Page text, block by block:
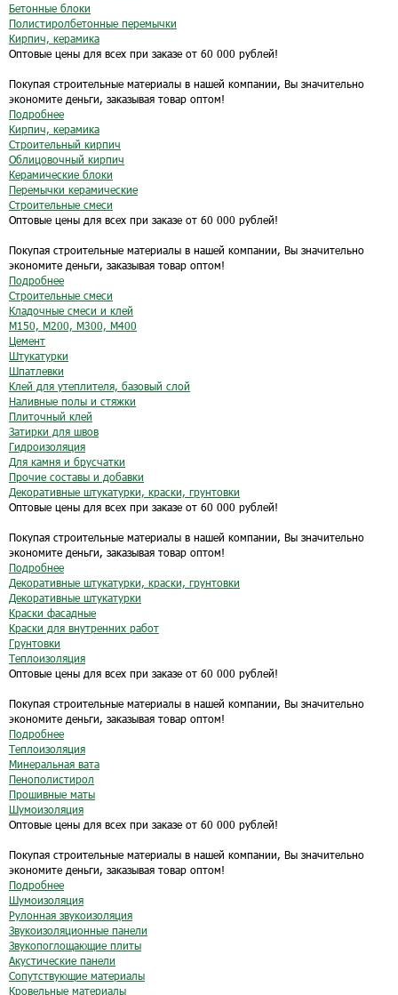
Бетонные блоки
Полистиролбетонные перемычки
Кирпич, керамика
Оптовые цены для всех при заказе от 60 000 рублей!
Покупая строительные материалы в нашей компании, Вы значительно
экономите деньги, заказывая товар оптом!
Подробнее
Кирпич, керамика
Строительный кирпич
Облицовочный кирпич
Керамические блоки
Перемычки керамические
Строительные смеси
Оптовые цены для всех при заказе от 60 000 рублей!
Покупая строительные материалы в нашей компании, Вы значительно
экономите деньги, заказывая товар оптом!
Подробнее
Строительные смеси
Кладочные смеси и клей
М150, М200, М300, М400
Цемент
Штукатурки
Шпатлевки
Клей для утеплителя, базовый слой
Наливные полы и стяжки
Плиточный клей
Затирки для швов
Гидроизоляция
Для камня и брусчатки
Прочие составы и добавки
Декоративные штукатурки, краски, грунтовки
Оптовые цены для всех при заказе от 60 000 рублей!
Покупая строительные материалы в нашей компании, Вы значительно
экономите деньги, заказывая товар оптом!
Подробнее
Декоративные штукатурки, краски, грунтовки
Декоративные штукатурки
Краски фасадные
Краски для внутренних работ
Грунтовки
Теплоизоляция
Оптовые цены для всех при заказе от 60 000 рублей!
Покупая строительные материалы в нашей компании, Вы значительно
экономите деньги, заказывая товар оптом!
Подробнее
Теплоизоляция
Минеральная вата
Пенополистирол
Прошивные маты
Шумоизоляция
Оптовые цены для всех при заказе от 60 000 рублей!
Покупая строительные материалы в нашей компании, Вы значительно
экономите деньги, заказывая товар оптом!
Подробнее
Шумоизоляция
Рулонная звукоизоляция
Звукоизоляционные панели
Звукопоглощающие плиты
Акустические панели
Сопутствующие материалы
Кровельные материалы